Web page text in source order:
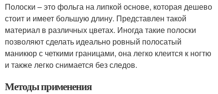
Полоски – это фольга на липкой основе, которая дешево
стоит и имеет большую длину. Представлен такой
материал в различных цветах. Иногда такие полоски
позволяют сделать идеально ровный полосатый
маникюр с четкими границами, она легко клеится к ногтю
и также легко снимается без следов.
Методы применения